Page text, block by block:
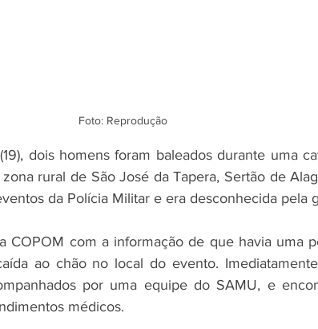
Foto: Reprodução
dois homens foram baleados durante uma
rural de São José da Tapera, Sertão de
da Polícia Militar e era desconhecida pela
COPOM com a informação de que havia uma
ao chão no local do evento.
por uma equipe do SAMU, e
médicos.